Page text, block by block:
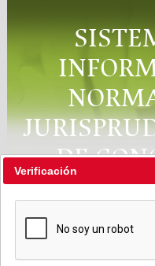
DE
Verificación